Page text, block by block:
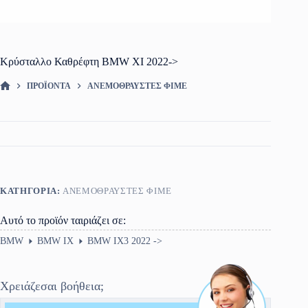
Κρύσταλλο Καθρέφτη BMW XI 2022->
ΠΡΟΪΌΝΤΑ ΑΝΕΜΟΘΡΑΥΣΤΕΣ ΦΙΜΕ
ΚΑΤΗΓΟΡΊΑ:ΑΝΕΜΟΘΡΑΥΣΤΕΣ ΦΙΜΕ
Αυτό το προϊόν ταιριάζει σε:
BMW BMW IX BMW IX3 2022 ->
Χρειάζεσαι βοήθεια;